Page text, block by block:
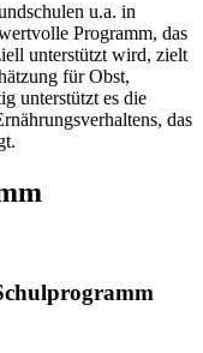
u.a. in
Programm, das
unterstützt wird, zielt
für Obst,
unterstützt es die
das